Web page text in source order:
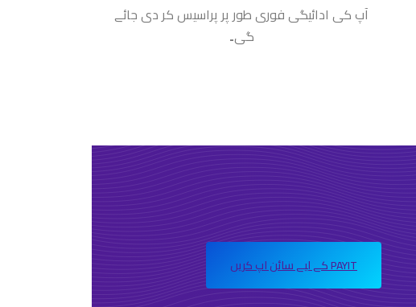
آپ کی ادائیگی فوری طور پر پراسیس کر دی جائے
گی۔
PAYIT کے لیے سائن اپ کریں